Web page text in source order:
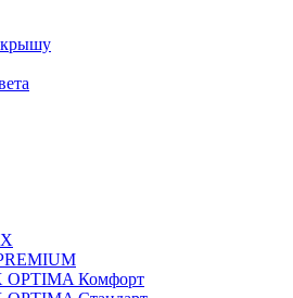
крышу
OPTIMA Комфорт